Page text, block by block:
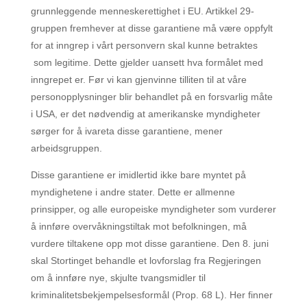
grunnleggende menneskerettighet i EU. Artikkel 29-
gruppen fremhever at disse garantiene må være oppfylt
for at inngrep i vårt personvern skal kunne betraktes
som legitime. Dette gjelder uansett hva formålet med
inngrepet er. Før vi kan gjenvinne tilliten til at våre
personopplysninger blir behandlet på en forsvarlig måte
i USA, er det nødvendig at amerikanske myndigheter
sørger for å ivareta disse garantiene, mener
arbeidsgruppen.
Disse garantiene er imidlertid ikke bare myntet på
myndighetene i andre stater. Dette er allmenne
prinsipper, og alle europeiske myndigheter som vurderer
å innføre overvåkningstiltak mot befolkningen, må
vurdere tiltakene opp mot disse garantiene. Den 8. juni
skal Stortinget behandle et lovforslag fra Regjeringen
om å innføre nye, skjulte tvangsmidler til
kriminalitetsbekjempelsesformål (Prop. 68 L). Her finner